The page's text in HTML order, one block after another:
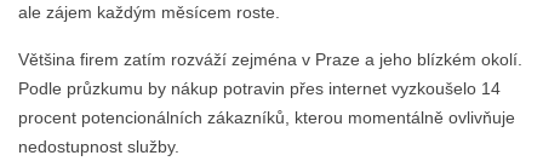
ale zájem každým měsícem roste.
Většina firem zatím rozváží zejména v Praze a jeho blízkém okolí.
Podle průzkumu by nákup potravin přes internet vyzkoušelo 14
procent potencionálních zákazníků, kterou momentálně ovlivňuje
nedostupnost služby.